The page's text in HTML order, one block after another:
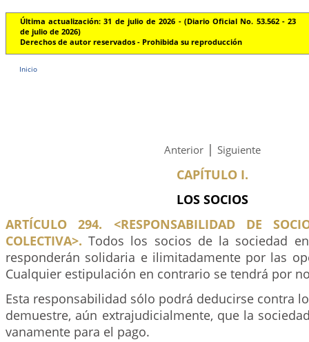
Última actualización: 31 de julio de 2026 - (Diario Oficial No. 53.562 - 23
de julio de 2026)
Derechos de autor reservados - Prohibida su reproducción
Inicio
Anterior | Siguiente
CAPÍTULO I.
LOS SOCIOS
ARTÍCULO 294. <RESPONSABILIDAD DE
COLECTIVA>. Todos los socios de la sociedad
responderán solidaria e ilimitadamente por las
Cualquier estipulación en contrario se tendrá por
Esta responsabilidad sólo podrá deducirse contra
demuestre, aún extrajudicialmente, que la
vanamente para el pago.